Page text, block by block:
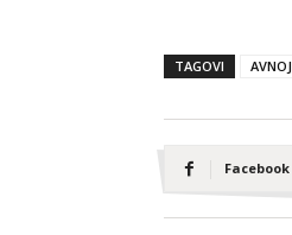
TAGOVI
Facebook